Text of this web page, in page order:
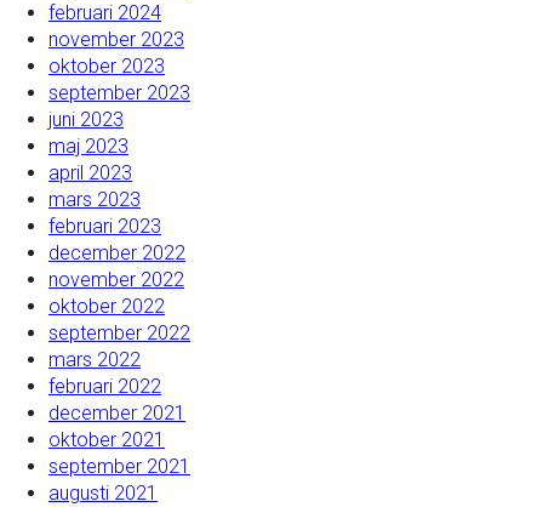
februari 2024
november 2023
oktober 2023
september 2023
juni 2023
maj 2023
april 2023
mars 2023
februari 2023
december 2022
november 2022
oktober 2022
september 2022
mars 2022
februari 2022
december 2021
oktober 2021
september 2021
augusti 2021